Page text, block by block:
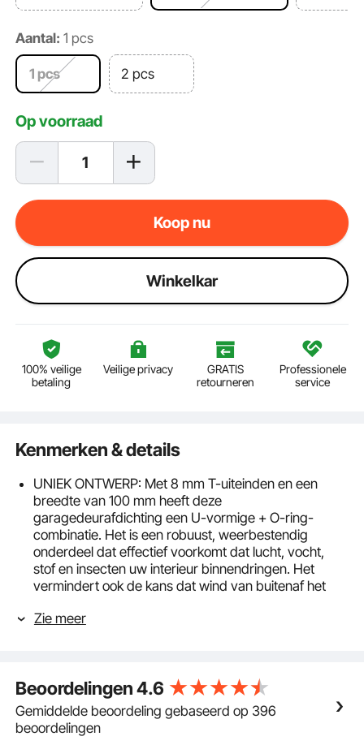
Aantal: 1 pcs
1 pcs 2 pcs
Op voorraad
Koop nu
Winkelkar
100% veilige
betaling
Veilige privacy
GRATIS
retourneren
Professionele
service
Kenmerken & details
UNIEK ONTWERP: Met 8 mm T-uiteinden en een
breedte van 100 mm heeft deze
garagedeurafdichting een U-vormige + O-ring-
combinatie. Het is een robuust, weerbestendig
onderdeel dat effectief voorkomt dat lucht, vocht,
stof en insecten uw interieur binnendringen. Het
vermindert ook de kans dat wind van buitenaf het
thermische eigenschappen van het gebouw.
en dichtheid garandeert. Het vermindert de kans op
scheuren met 50% en is bestand tegen dagelijks
gebruik en wisselende weersomstandigheden. Het
behoudt optimale prestaties in een
Zie meer
Beoordelingen4.6
Gemiddelde beoordeling gebaseerd op 396
beoordelingen